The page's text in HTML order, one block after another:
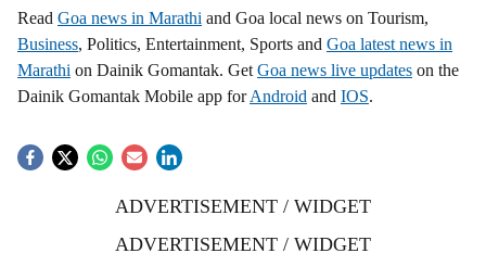
Read Goa news in Marathi and Goa local news on Tourism,
Business, Politics, Entertainment, Sports and Goa latest news in
Marathi on Dainik Gomantak. Get Goa news live updates on the
Dainik Gomantak Mobile app forAndroid and IOS.
ADVERTISEMENT / WIDGET
ADVERTISEMENT / WIDGET